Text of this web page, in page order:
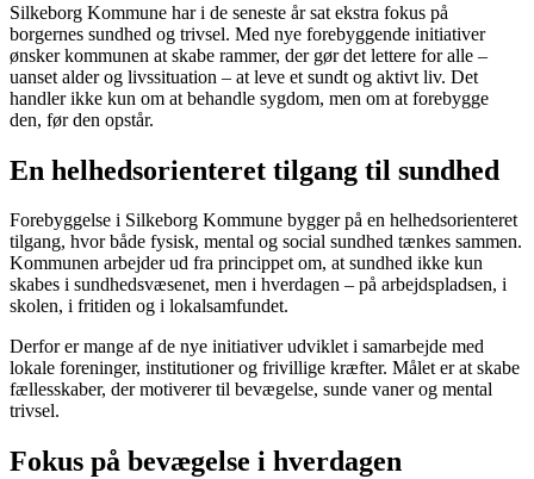
Silkeborg Kommune har i de seneste år sat ekstra fokus på
borgernes sundhed og trivsel. Med nye forebyggende initiativer
ønsker kommunen at skabe rammer, der gør det lettere for alle –
uanset alder og livssituation – at leve et sundt og aktivt liv. Det
handler ikke kun om at behandle sygdom, men om at forebygge
den, før den opstår.
En helhedsorienteret tilgang til sundhed
Forebyggelse i Silkeborg Kommune bygger på en helhedsorienteret
tilgang, hvor både fysisk, mental og social sundhed tænkes sammen.
Kommunen arbejder ud fra princippet om, at sundhed ikke kun
skabes i sundhedsvæsenet, men i hverdagen – på arbejdspladsen, i
skolen, i fritiden og i lokalsamfundet.
Derfor er mange af de nye initiativer udviklet i samarbejde med
lokale foreninger, institutioner og frivillige kræfter. Målet er at skabe
fællesskaber, der motiverer til bevægelse, sunde vaner og mental
trivsel.
Fokus på bevægelse i hverdagen